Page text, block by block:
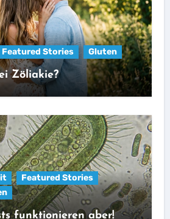
Featured Stories Gluten
Zöliakie?
Featured Stories
funktionieren aber!